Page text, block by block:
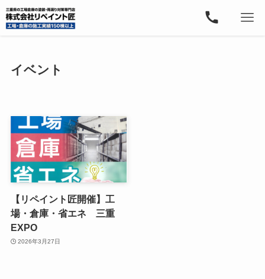
イベント
【リペイント匠開催】工
場・倉庫・省エネ 三重
EXPO
2026年3月27日